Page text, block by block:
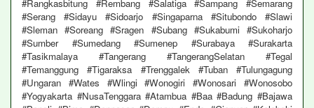
#Rangkasbitung #Rembang #Salatiga #Sampang #Semarang
#Serang #Sidayu #Sidoarjo #Singaparna #Situbondo #Slawi
#Sleman #Soreang #Sragen #Subang #Sukabumi #Sukoharjo
#Sumber #Sumedang #Sumenep #Surabaya #Surakarta
#Tasikmalaya #Tangerang #TangerangSelatan #Tegal
#Temanggung #Tigaraksa #Trenggalek #Tuban #Tulungagung
#Ungaran #Wates #Wlingi #Wonogiri #Wonosari #Wonosobo
#Yogyakarta #NusaTenggara #Atambua #Baa #Badung #Bajawa